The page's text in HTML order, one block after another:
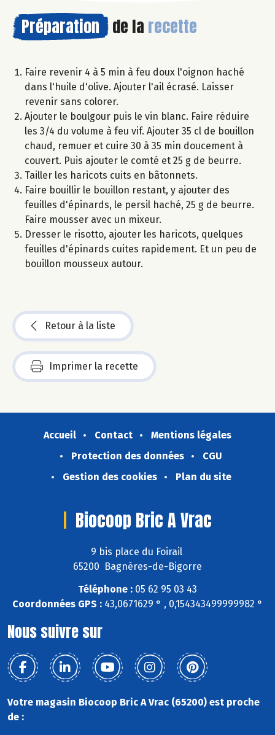
Préparation de la recette
Faire revenir 4 à 5 min à feu doux l'oignon haché
dans l'huile d'olive. Ajouter l'ail écrasé. Laisser
revenir sans colorer.
Ajouter le boulgour puis le vin blanc. Faire réduire
les 3/4 du volume à feu vif. Ajouter 35 cl de bouillon
chaud, remuer et cuire 30 à 35 min doucement à
couvert. Puis ajouter le comté et 25 g de beurre.
Tailler les haricots cuits en bâtonnets.
Faire bouillir le bouillon restant, y ajouter des
feuilles d'épinards, le persil haché, 25 g de beurre.
Faire mousser avec un mixeur.
Dresser le risotto, ajouter les haricots, quelques
feuilles d'épinards cuites rapidement. Et un peu de
bouillon mousseux autour.
Retour à la liste
Imprimer la recette
Accueil Contact
Mentions légales
Protection des données
CGU
Gestion des cookies
Plan du site
Biocoop Bric A Vrac
9 bis place du Foirail
65200 Bagnères-de-Bigorre
Téléphone : 05 62 95 03 43
Coordonnées GPS : 43,0671629 ° , 0,154343499999982 °
Nous suivre sur
Votre magasin Biocoop Bric A Vrac (65200) est proche
de :